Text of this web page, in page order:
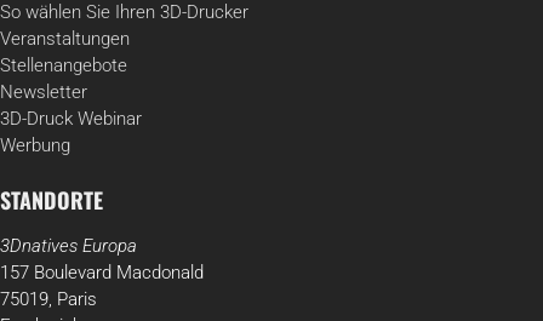
So wählen Sie Ihren 3D-Drucker
Veranstaltungen
Stellenangebote
Newsletter
3D-Druck Webinar
Werbung
STANDORTE
3Dnatives Europa
157 Boulevard Macdonald
75019, Paris